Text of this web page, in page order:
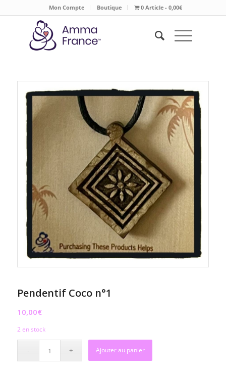
Mon Compte Boutique 0 Article 0,00€
Pendentif Coco n°1
10,00€
2 en stock
Ajouter au panier